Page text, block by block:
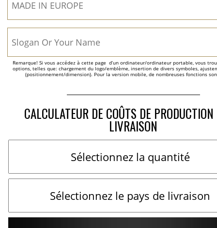
Remarque! Si vous accédez à cette page  d’un ordinateur/ordinateur portable, vous
options, telles que: chargement du logo/emblème, insertion de divers symboles,
(positionnement/dimension). Pour la version mobile, de nombreuses fonctions
CALCULATEUR DE COÛTS DE
LIVRAISON